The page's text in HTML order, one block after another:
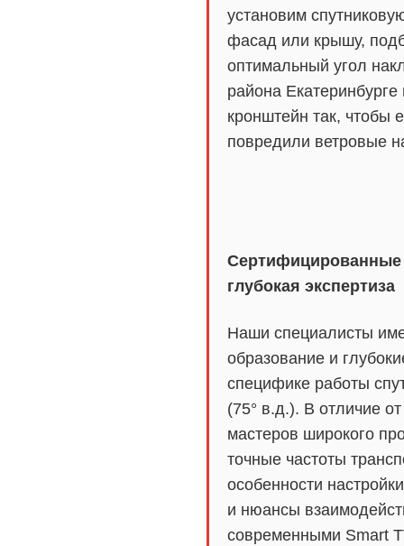
установим
фасад или крышу,
оптимальный угол
района Екатеринбурге
кронштейн так, чтобы
повредили ветровые
Сертифицированные
глубокая экспертиза
Наши специалисты
образование и
специфике работы
(75° в.д.). В отличие
мастеров широкого
точные частоты
особенности
и нюансы
современными Smart